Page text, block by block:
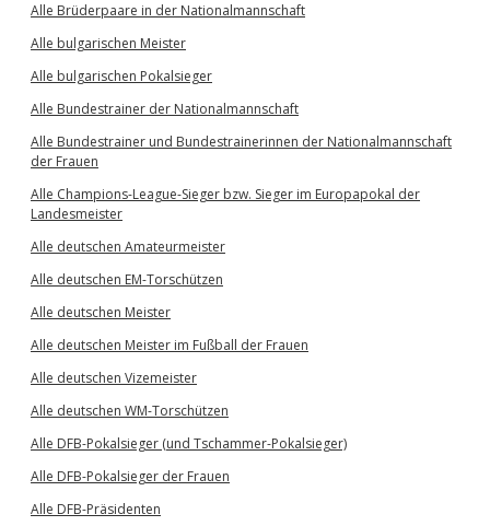
Alle Brüderpaare in der Nationalmannschaft
Alle bulgarischen Meister
Alle bulgarischen Pokalsieger
Alle Bundestrainer der Nationalmannschaft
Alle Bundestrainer und Bundestrainerinnen der Nationalmannschaft
der Frauen
Alle Champions-League-Sieger bzw. Sieger im Europapokal der
Landesmeister
Alle deutschen Amateurmeister
Alle deutschen EM-Torschützen
Alle deutschen Meister
Alle deutschen Meister im Fußball der Frauen
Alle deutschen Vizemeister
Alle deutschen WM-Torschützen
Alle DFB-Pokalsieger (und Tschammer-Pokalsieger)
Alle DFB-Pokalsieger der Frauen
Alle DFB-Präsidenten